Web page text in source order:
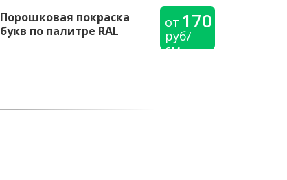
Порошковая покраска
букв по палитре RAL
от
руб/
см
170